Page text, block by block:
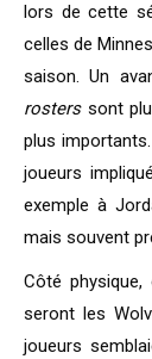
lors de cette
celles de
saison. Un
rosterssont
plus
joueurs
exemple à
mais souvent
Côté
seront les
joueurs